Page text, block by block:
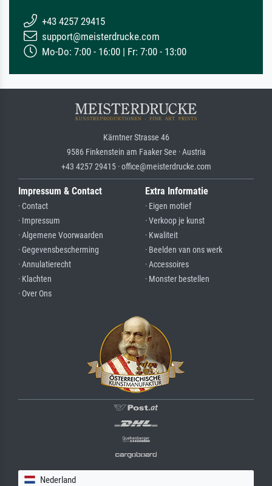
+43 4257 29415
support@meisterdrucke.com
Mo-Do: 7:00 - 16:00 | Fr: 7:00 - 13:00
Kärntner Strasse 46
9586 Finkenstein am Faaker See · Austria
+43 4257 29415 · office@meisterdrucke.com
Impressum & Contact
· Contact
· Impressum
· Algemene Voorwaarden
· Gegevensbescherming
· Annulatierecht
· Klachten
· Over Ons
Extra Informatie
· Eigen motief
· Verkoop je kunst
· Kwaliteit
· Beelden van ons werk
· Accessoires
· Monster bestellen
Nederland